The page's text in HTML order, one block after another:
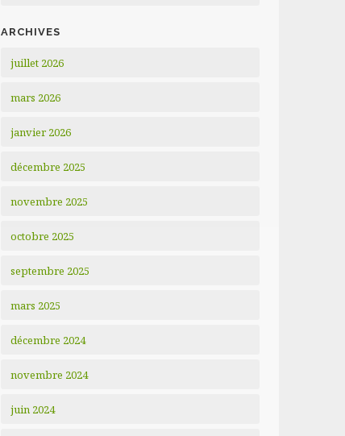
ARCHIVES
juillet 2026
mars 2026
janvier 2026
décembre 2025
novembre 2025
octobre 2025
septembre 2025
mars 2025
décembre 2024
novembre 2024
juin 2024